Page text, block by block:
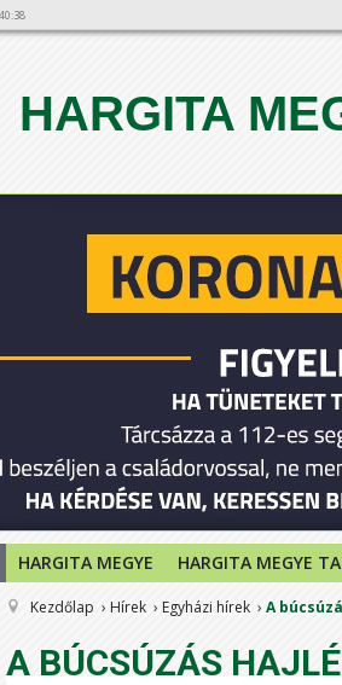
HARGITA
12
HARGITA MEGYE HARGITA MEGYE
Kezdőlap Hírek Egyházi hírek A
A BÚCSÚZÁS